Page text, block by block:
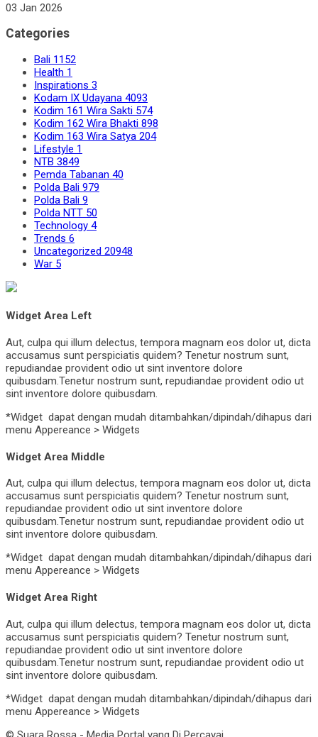
03 Jan 2026
Categories
Bali 1152
Health 1
Inspirations 3
Kodam IX Udayana 4093
Kodim 161 Wira Sakti 574
Kodim 162 Wira Bhakti 898
Kodim 163 Wira Satya 204
Lifestyle 1
NTB 3849
Pemda Tabanan 40
Polda Bali 979
Polda Bali 9
Polda NTT 50
Technology 4
Trends 6
Uncategorized 20948
War 5
Widget Area Left
Aut, culpa qui illum delectus, tempora magnam eos dolor ut, dicta
accusamus sunt perspiciatis quidem? Tenetur nostrum sunt,
repudiandae provident odio ut sint inventore dolore
quibusdam.Tenetur nostrum sunt, repudiandae provident odio ut
sint inventore dolore quibusdam.
*Widget dapat dengan mudah ditambahkan/dipindah/dihapus dari
menu Appereance > Widgets
Widget Area Middle
Aut, culpa qui illum delectus, tempora magnam eos dolor ut, dicta
accusamus sunt perspiciatis quidem? Tenetur nostrum sunt,
repudiandae provident odio ut sint inventore dolore
quibusdam.Tenetur nostrum sunt, repudiandae provident odio ut
sint inventore dolore quibusdam.
*Widget dapat dengan mudah ditambahkan/dipindah/dihapus dari
menu Appereance > Widgets
Widget Area Right
Aut, culpa qui illum delectus, tempora magnam eos dolor ut, dicta
accusamus sunt perspiciatis quidem? Tenetur nostrum sunt,
repudiandae provident odio ut sint inventore dolore
quibusdam.Tenetur nostrum sunt, repudiandae provident odio ut
sint inventore dolore quibusdam.
*Widget dapat dengan mudah ditambahkan/dipindah/dihapus dari
menu Appereance > Widgets